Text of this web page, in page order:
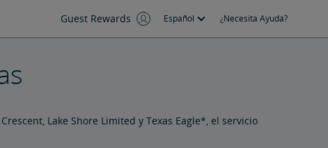
Guest Rewards Español ¿Necesita Ayuda?
Lake Shore Limited y Texas Eagle*, el servicio